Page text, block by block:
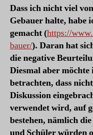
Dass ich nicht viel
Gebauer halte, habe
gemacht (https://
bauer/). Daran hat
die negative
Diesmal aber
betrachten, dass
Diskussion
verwendet wird, auf
bestehen, nämlich
und Schüler würden